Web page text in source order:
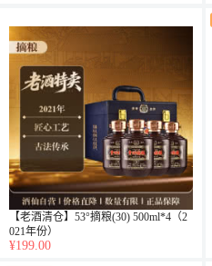
【老酒清仓】53°摘粮(30) 500ml*4（2
021年份）
¥199.00